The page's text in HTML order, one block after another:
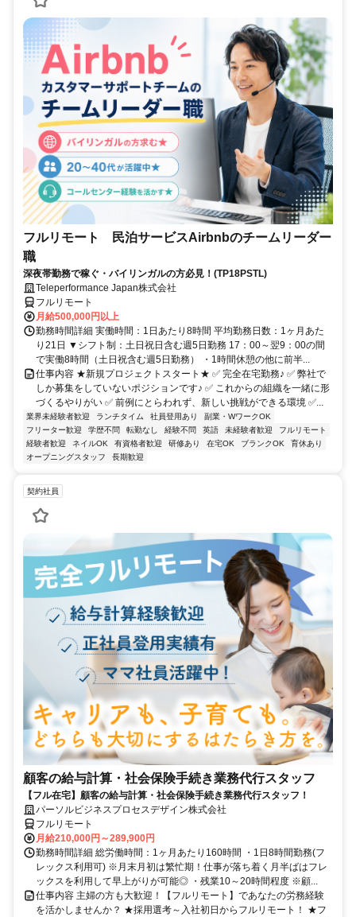
フルリモート 民泊サービスAirbnbのチームリーダー
職
深夜帯勤務で稼ぐ・バイリンガルの方必見！(TP18PSTL)
Teleperformance Japan株式会社
フルリモート
月給500,000円以上
勤務時間詳細 実働時間：1日あたり8時間 平均勤務日数：1ヶ月あた
り21日 ▼シフト制：土日祝日含む週5日勤務 17：00～翌9：00の間
で実働8時間（土日祝含む週5日勤務） ・1時間休憩の他に前半...
仕事内容 ★新規プロジェクトスタート★ ✅ 完全在宅勤務♪ ✅ 弊社で
しか募集をしていないポジションです♪ ✅ これからの組織を一緒に形
づくるやりがい ✅ 前例にとらわれず、新しい挑戦ができる環境 ✅...
業界未経験者歓迎 ランチタイム 社員登用あり
副業・WワークOK
フリーター歓迎
学歴不問 転勤なし 経験不問 英語 未経験者歓迎
フルリモート
経験者歓迎
ネイルOK 有資格者歓迎 研修あり 在宅OK ブランクOK
育休あり
オープニングスタッフ
長期歓迎
契約社員
顧客の給与計算・社会保険手続き業務代行スタッフ
【フル在宅】顧客の給与計算・社会保険手続き業務代行スタッフ！
パーソルビジネスプロセスデザイン株式会社
フルリモート
月給210,000円～289,900円
勤務時間詳細 総労働時間：1ヶ月あたり160時間 ・1日8時間勤務(フ
レックス利用可) ※月末月初は繁忙期！仕事が落ち着く月半ばはフレ
ックスを利用して早上がりが可能◎ ・残業10～20時間程度 ※顧...
仕事内容 主婦の方も大歓迎！【フルリモート】であなたの労務経験
を活かしませんか？ ★採用選考～入社初日からフルリモート！ ★フ